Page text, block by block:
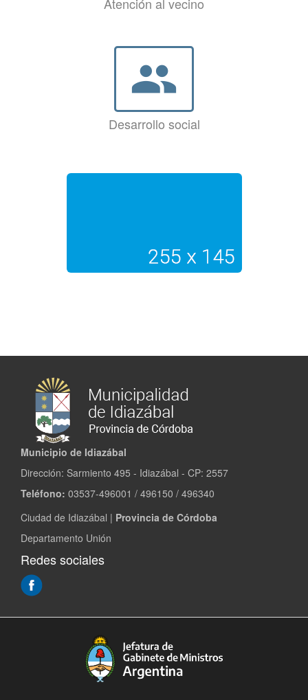
group
Desarrollo social
Municipio de Idiazábal
Dirección: Sarmiento 495 - Idiazábal - CP: 2557
Teléfono: 03537-496001 / 496150 / 496340
Ciudad de Idiazábal | Provincia de Córdoba
Departamento Unión
Redes sociales